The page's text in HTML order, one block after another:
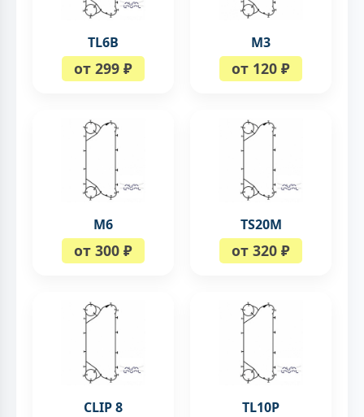
TL6B
от 299 ₽
М3
от 120 ₽
М6
от 300 ₽
TS20M
от 320 ₽
CLIP 8 TL10P